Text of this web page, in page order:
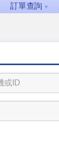
訂單查詢 ▼